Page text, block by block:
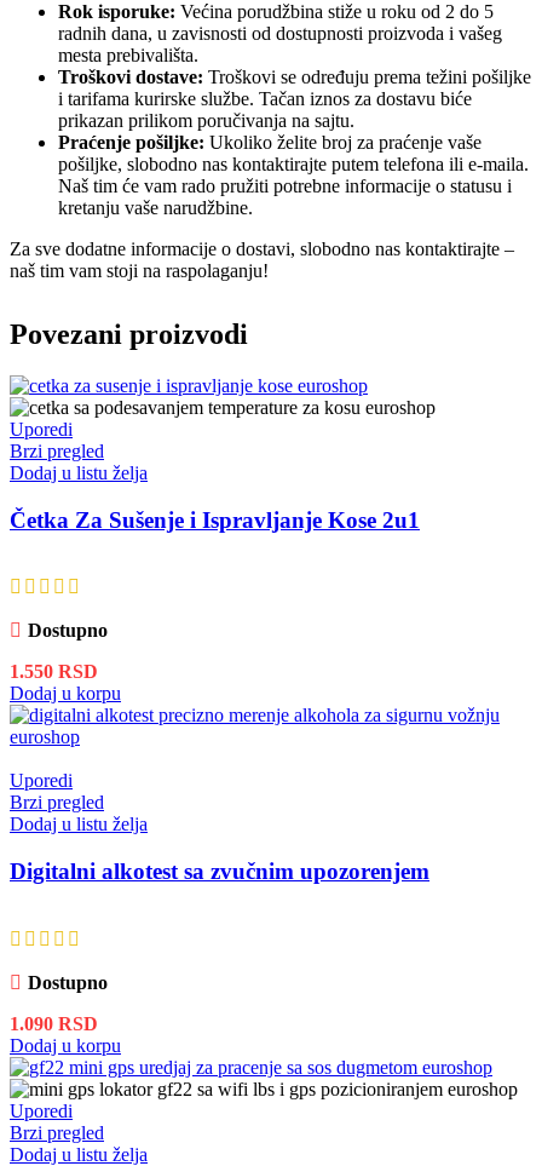
Rok isporuke: Većina porudžbina stiže u roku od 2 do 5
radnih dana, u zavisnosti od dostupnosti proizvoda i vašeg
mesta prebivališta.
Troškovi dostave: Troškovi se određuju prema težini pošiljke
i tarifama kurirske službe. Tačan iznos za dostavu biće
prikazan prilikom poručivanja na sajtu.
Praćenje pošiljke: Ukoliko želite broj za praćenje vaše
pošiljke, slobodno nas kontaktirajte putem telefona ili e-maila.
Naš tim će vam rado pružiti potrebne informacije o statusu i
kretanju vaše narudžbine.
Za sve dodatne informacije o dostavi, slobodno nas kontaktirajte –
naš tim vam stoji na raspolaganju!
Povezani proizvodi
Uporedi
Brzi pregled
Dodaj u listu želja
Četka Za Sušenje i Ispravljanje Kose 2u1
Dostupno
1.550 RSD
Dodaj u korpu
Uporedi
Brzi pregled
Dodaj u listu želja
Digitalni alkotest sa zvučnim upozorenjem
Dostupno
1.090 RSD
Dodaj u korpu
Uporedi
Brzi pregled
Dodaj u listu želja